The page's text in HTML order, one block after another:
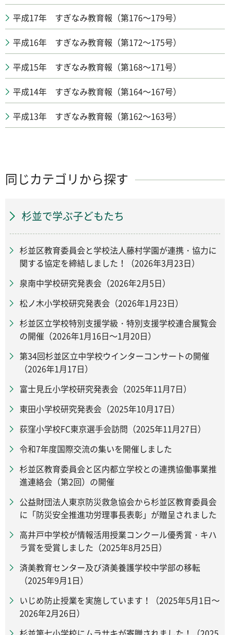
平成17年 すぎなみ教育報（第176～179号）
平成16年 すぎなみ教育報（第172～175号）
平成15年 すぎなみ教育報（第168～171号）
平成14年 すぎなみ教育報（第164～167号）
平成13年 すぎなみ教育報（第162～163号）
同じカテゴリから探す
杉並で学ぶ子どもたち
杉並区教育委員会と学校法人藤村学園が連携・協力に
関する協定を締結しました！（2026年3月23日）
泉南中学校研究発表会（2026年2月5日）
松ノ木小学校研究発表会（2026年1月23日）
杉並区立学校特別支援学級・特別支援学校連合展覧会
の開催（2026年1月16日～1月20日）
第34回杉並区立中学校ウインターコンサートの開催
（2026年1月17日）
富士見丘小学校研究発表会（2025年11月7日）
東田小学校研究発表会（2025年10月17日）
荻窪小学校FC東京選手会訪問（2025年11月27日）
令和7年度国際交流の集いを開催しました
杉並区教育委員会と区内都立学校との連携協働事業推
進連絡会（第2回）の開催
公益財団法人東京防災救急協会から杉並区教育委員会
に「防災安全推進功労理事長表彰」が贈呈されました
高井戸中学校が情報活用授業コンクール優秀賞・キハ
ラ賞を受賞しました（2025年8月25日）
済美教育センター及び済美養護学校中学部の移転
（2025年9月1日）
いじめ防止授業を実施しています！（2025年5月1日～
2026年2月26日）